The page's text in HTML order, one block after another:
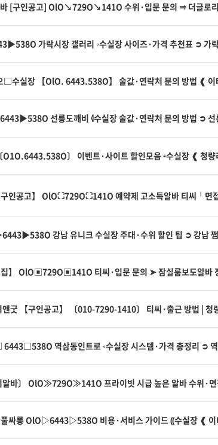
바 [구인공고] OlO↘729O↘141O 수위·입문 문의 ⥤ 더글로
가락시장 갤러리 ◦수실장 사이즈·가격 추천표 ➲ 가
□수실장 【OlO. 6443.538O】 술값·연락처 문의 방법 ❰
선릉도깨비 ⦉수실장 술값·연락처 문의 방법 ➲ 선
〕 이벤트·사이트 할인모음 ▪수실장 ❰ 청
구인공고】 OlO⛶729O⛶141O 예약제 고소득알바 티씨╵면
강남 유니크 수실장 주대·수위 할인 팁 ➲ 강남
집】 OlO▣729O▣141O 티씨·입문 문의 ➤ 잠실룸보도알바
굿 【구인공고】 〔010-7290-1410〕 티씨·출근 방법 | 청
역삼동인트로 ◦수실장 시스템·가격 총정리 ➲
알바〕 OlO≫729O≫141O 프라이빗 시급 높은 알바 수위·
싸롱 OlO▷6443▷538O 비용·서비스 가이드 ⸨수실장 ❰ 이